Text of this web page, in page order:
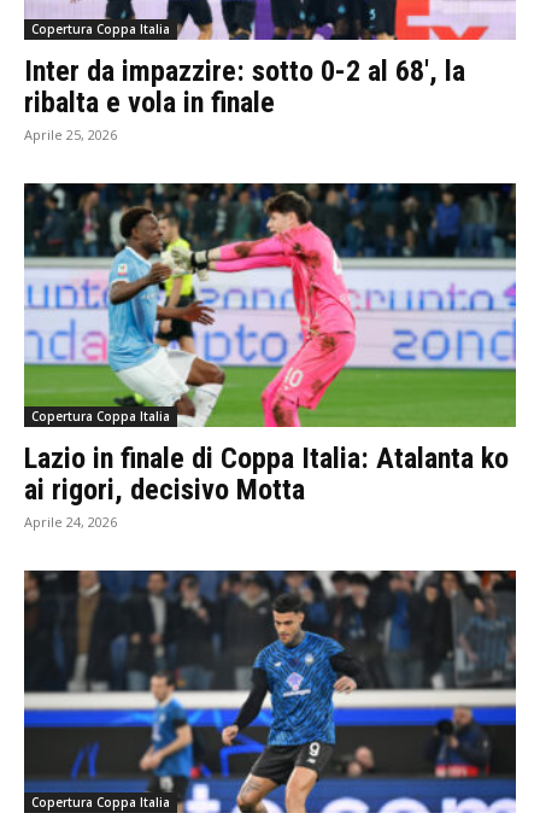
Copertura Coppa Italia
Inter da impazzire: sotto 0-2 al 68′, la
ribalta e vola in finale
Aprile 25, 2026
Copertura Coppa Italia
Lazio in finale di Coppa Italia: Atalanta ko
ai rigori, decisivo Motta
Aprile 24, 2026
Copertura Coppa Italia